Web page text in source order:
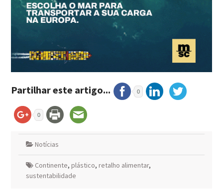
Partilhar este artigo... 0
0
Notícias
Continente, plástico, retalho alimentar,
sustentabilidade